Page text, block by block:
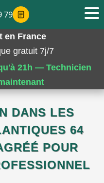
en France
gratuit 7j/7
21h — Technicien
DANS LES
64
POUR
79